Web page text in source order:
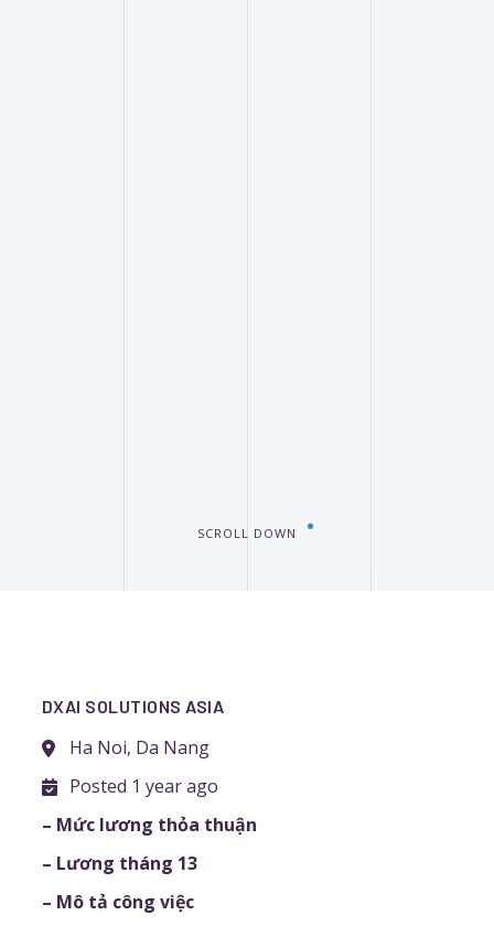
SCROLL DOWN
DXAI SOLUTIONS ASIA
Ha Noi, Da Nang
Posted 1 year ago
– Mức lương thỏa thuận
– Lương tháng 13
– Mô tả công việc